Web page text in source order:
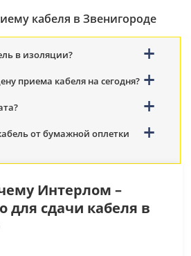
кабеля в Звенигороде
в изоляции?
приема кабеля на сегодня?
от бумажной оплетки
Интерлом –
для сдачи кабеля в